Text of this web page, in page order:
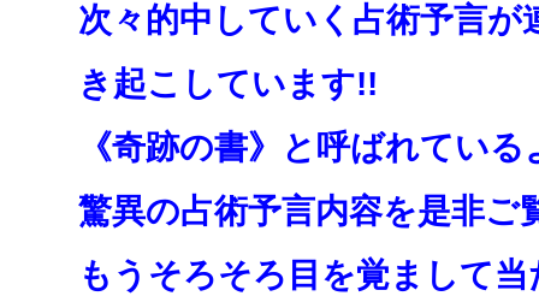
次々的中していく占術予言が
き起こしています!!
《奇跡の書》と呼ばれてい
驚異の占術予言内容を是非ご
もうそろそろ目を覚まして